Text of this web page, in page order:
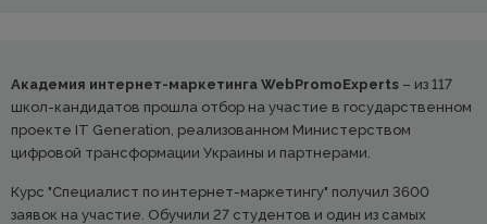
Академия интернет-маркетинга WebPromoExperts – из 117
школ-кандидатов прошла отбор на участие в государственном
проекте IT Generation, реализованном Министерством
цифровой трансформации Украины и партнерами.
Курс "Специалист по интернет-маркетингу" получил 3600
заявок на участие. Обучили 27 студентов и один из самых